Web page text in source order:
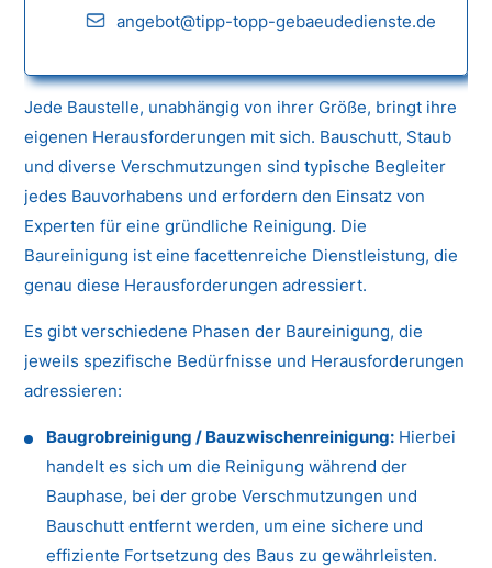
angebot@tipp-topp-gebaeudedienste.de
Jede Baustelle, unabhängig von ihrer Größe, bringt ihre
eigenen Herausforderungen mit sich. Bauschutt, Staub
und diverse Verschmutzungen sind typische Begleiter
jedes Bauvorhabens und erfordern den Einsatz von
Experten für eine gründliche Reinigung. Die
Baureinigung ist eine facettenreiche Dienstleistung, die
genau diese Herausforderungen adressiert.
Es gibt verschiedene Phasen der Baureinigung, die
jeweils spezifische Bedürfnisse und Herausforderungen
adressieren:
Baugrobreinigung / Bauzwischenreinigung: Hierbei
handelt es sich um die Reinigung während der
Bauphase, bei der grobe Verschmutzungen und
Bauschutt entfernt werden, um eine sichere und
effiziente Fortsetzung des Baus zu gewährleisten.